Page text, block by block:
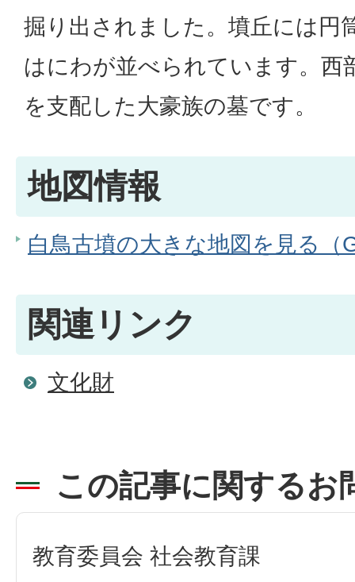
掘り出されました。墳丘には円
はにわが並べられています。西
を支配した大豪族の墓です。
地図情報
白鳥古墳の大きな地図を見る（
関連リンク
文化財
この記事に関するお
教育委員会 社会教育課